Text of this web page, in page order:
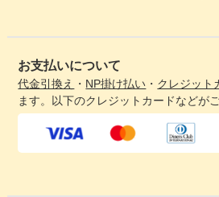
お支払いについて
代金引換え ・ NP掛け払い ・ クレジット
ます。以下のクレジットカードなどが